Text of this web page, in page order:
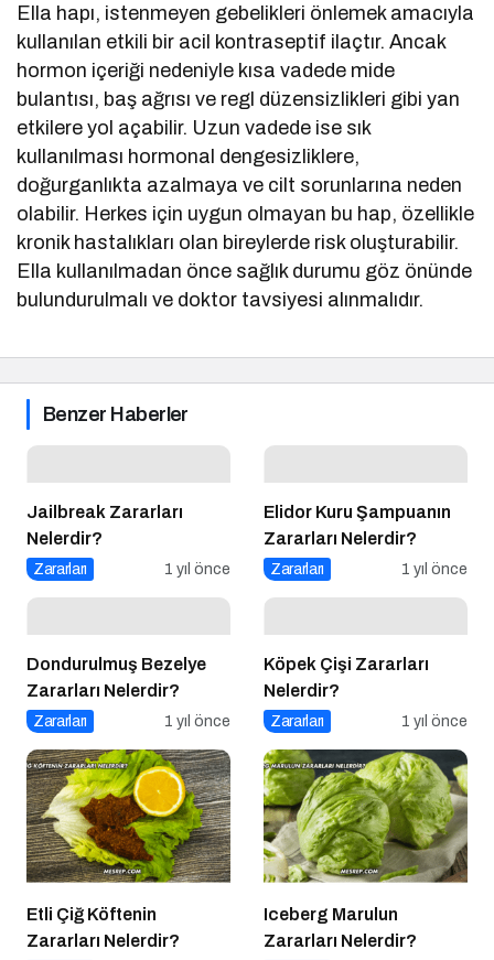
Ella hapı, istenmeyen gebelikleri önlemek amacıyla
kullanılan etkili bir acil kontraseptif ilaçtır. Ancak
hormon içeriği nedeniyle kısa vadede mide
bulantısı, baş ağrısı ve regl düzensizlikleri gibi yan
etkilere yol açabilir. Uzun vadede ise sık
kullanılması hormonal dengesizliklere,
doğurganlıkta azalmaya ve cilt sorunlarına neden
olabilir. Herkes için uygun olmayan bu hap, özellikle
kronik hastalıkları olan bireylerde risk oluşturabilir.
Ella kullanılmadan önce sağlık durumu göz önünde
bulundurulmalı ve doktor tavsiyesi alınmalıdır.
Benzer Haberler
Jailbreak Zararları
Nelerdir?
Zararları 1 yıl önce
Elidor Kuru Şampuanın
Zararları Nelerdir?
Zararları 1 yıl önce
Dondurulmuş Bezelye
Zararları Nelerdir?
Zararları 1 yıl önce
Köpek Çişi Zararları
Nelerdir?
Zararları 1 yıl önce
Etli Çiğ Köftenin
Zararları Nelerdir?
Iceberg Marulun
Zararları Nelerdir?